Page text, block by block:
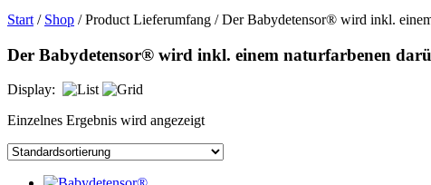
Start / Shop / Product Lieferumfang / Der Babydetensor® wird inkl.
Der Babydetensor® wird inkl. einem naturfarbenen
Display:
Einzelnes Ergebnis wird angezeigt